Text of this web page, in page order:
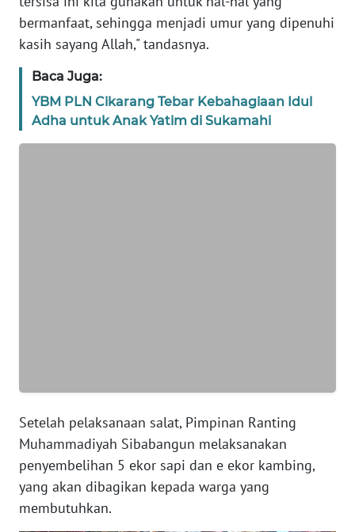
bermanfaat, sehingga menjadi umur yang dipenuhi
kasih sayang Allah," tandasnya.
Baca Juga:
YBM PLN Cikarang Tebar Kebahagiaan Idul
Adha untuk Anak Yatim di Sukamahi
Setelah pelaksanaan salat, Pimpinan Ranting
Muhammadiyah Sibabangun melaksanakan
penyembelihan 5 ekor sapi dan e ekor kambing,
yang akan dibagikan kepada warga yang
membutuhkan.
Wahana
News
WN
SUMUT
WN
WN
PAPUA
WN